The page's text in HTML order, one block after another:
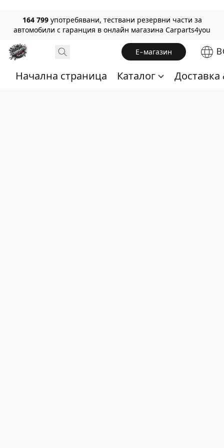
164 799 употребявани, тествани резервни части за
автомобили с гаранция в онлайн магазина Carparts4you
Е-магазин
Начална страница Каталог Доставка